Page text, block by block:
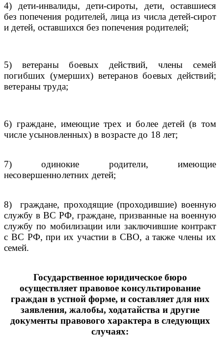
4) дети-инвалиды, дети-сироты, дети, оставшиеся
без попечения родителей, лица из числа детей-сирот
и детей, оставшихся без попечения родителей;
5) ветераны боевых действий, члены семей
погибших (умерших) ветеранов боевых действий;
ветераны труда;
6) граждане, имеющие трех и более детей (в том
числе усыновленных) в возрасте до 18 лет;
7) одинокие родители, имеющие
несовершеннолетних детей;
8)
граждане, проходящие (проходившие) военную
службу в ВС РФ, граждане, призванные на военную
службу по мобилизации или заключившие контракт
с ВС РФ, при их участии в СВО, а также члены их
семей.
Государственное юридическое бюро
осуществляет правовое консультирование
граждан в устной форме, и составляет для них
заявления, жалобы, ходатайства и другие
документы правового характера в следующих
случаях: